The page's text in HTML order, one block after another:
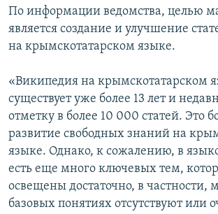
По информации ведомства, целью
является создание и улучшение
на крымскотатарском языке.
«Википедия на крымскотатарском
существует уже более 13 лет и
отметку в более 10 000 статей. Это
развитие свободных знаний на
языке. Однако, к сожалению, в
есть еще много ключевых тем,
освещены достаточно, в частности,
базовых понятиях отсутствуют или